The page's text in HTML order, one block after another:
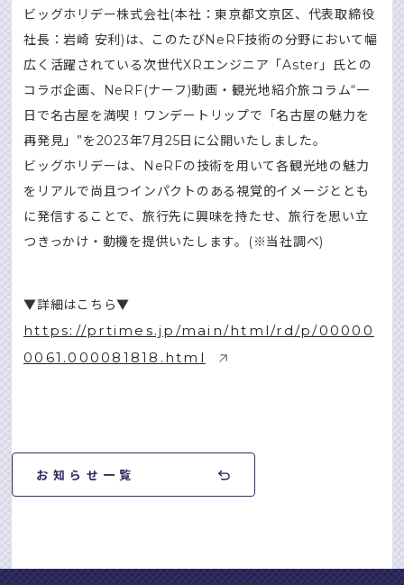
ビッグホリデー株式会社(本社：東京都文京区、代表取締役
社長：岩崎 安利)は、このたびNeRF技術の分野において幅
広く活躍されている次世代XRエンジニア「Aster」氏との
コラボ企画、NeRF(ナーフ)動画・観光地紹介旅コラム“一
日で名古屋を満喫！ワンデートリップで「名古屋の魅力を
再発見」”を2023年7月25日に公開いたしました。
ビッグホリデーは、NeRFの技術を用いて各観光地の魅力
をリアルで尚且つインパクトのある視覚的イメージととも
に発信することで、旅行先に興味を持たせ、旅行を思い立
つきっかけ・動機を提供いたします。(※当社調べ)
▼詳細はこちら▼
https://prtimes.jp/main/html/rd/p/00000
0061.000081818.html
お知らせ一覧